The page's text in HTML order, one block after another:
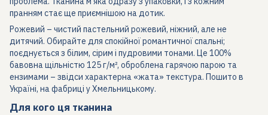
пранням стає ще приємнішою на дотик.
Рожевий – чистий пастельний рожевий, ніжний, але не
дитячий. Обирайте для спокійної романтичної спальні;
поєднується з білим, сірим і пудровими тонами. Це 100%
бавовна щільністю 125 г/м², оброблена гарячою парою та
ензимами – звідси характерна «жата» текстура. Пошито в
Україні, на фабриці у Хмельницькому.
Для кого ця тканина